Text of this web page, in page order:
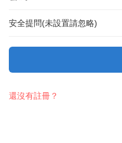
安全提問(未設置請忽略)
還沒有註冊？